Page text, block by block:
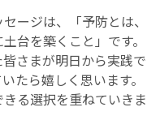
ージは、「予防とは、
台を築くこと」です。
さまが明日から実践で
たら嬉しく思います。
る選択を重ねていきま